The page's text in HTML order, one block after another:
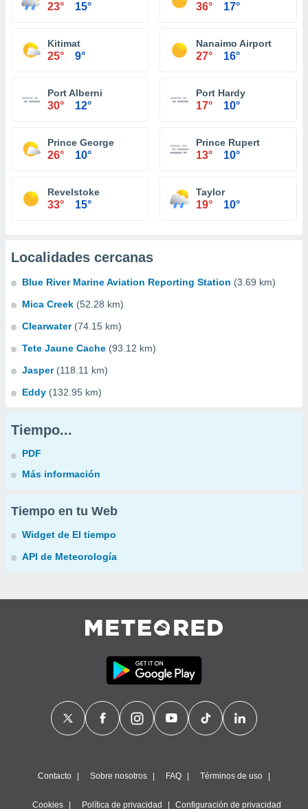
23° 15° 36° 17°
Kitimat
25° 9°
Nanaimo Airport
27° 16°
Port Alberni
30° 12°
Port Hardy
17° 10°
Prince George
26° 10°
Prince Rupert
13° 10°
Revelstoke
33° 15°
Taylor
19° 10°
Localidades cercanas
Blue River Marine Aviation Reporting Station (3.69 km)
Mica Creek (52.28 km)
Clearwater (74.15 km)
Tete Jaune Cache (93.12 km)
Jasper (118.11 km)
Eddy (132.95 km)
Tiempo...
PDF
Más información
Tiempo en tu Web
Widget de El tiempo
API de Meteorología
Contacto Sobre nosotros FAQ Términos de uso
Cookies Política de privacidad Configuración de privacidad